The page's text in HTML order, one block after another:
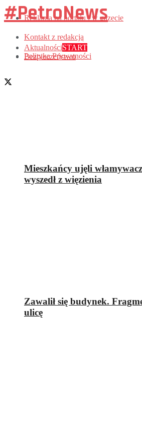
Reklama na portalu i w gazecie
Kontakt z redakcją
Polityka Prywatności
#PetroNews
AktualnościSTART
Bezpieczeństwo
Mieszkańcy ujęli
wyszedł z więzienia
Zawalił się budynek.
ulicę